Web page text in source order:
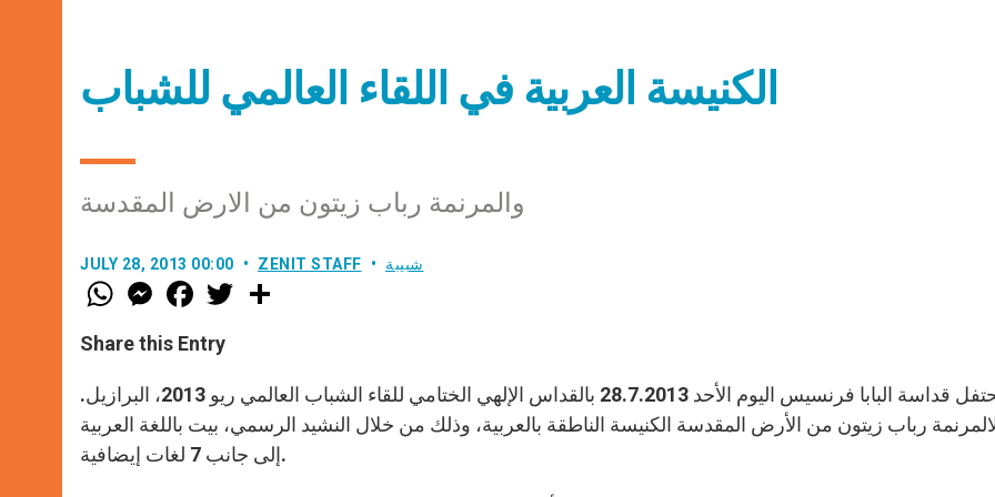
الكنيسة العربية في اللقاء العالمي للشباب
JULY 28, 2013 00:00 ZENIT STAFF شبيبة
W
h
t
s
p
p
M
e
s
e
g
e
r
F
a
e
b
o
k
w
Share this Entry
يحتفل قداسة البابا فرنسيس اليوم الأحد 28.7.2013 بالقداس الإلهي الختامي للقاء الشباب العالمي ريو 2013، البرازيل.
رباب زيتون من الأرض المقدسة الكنيسة الناطقة بالعربية، وذلك من خلال النشيد الرسمي، بيت باللغة العربية
إلى جانب 7 لغات إيضافية.